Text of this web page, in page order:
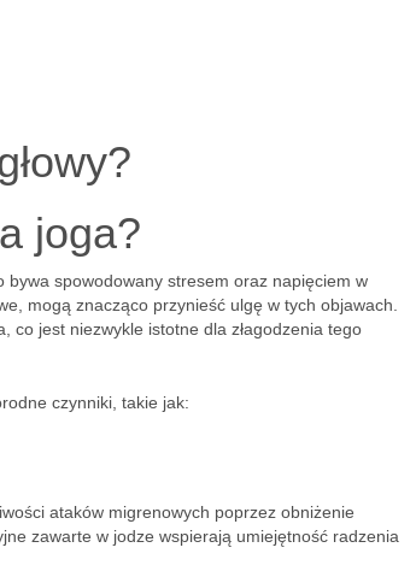
joga?
spowodowany stresem oraz napięciem w
mogą znacząco przynieść ulgę w tych objawach.
co jest niezwykle istotne dla złagodzenia tego
czynniki, takie jak:
ataków migrenowych poprzez obniżenie
zawarte w jodze wspierają umiejętność radzenia